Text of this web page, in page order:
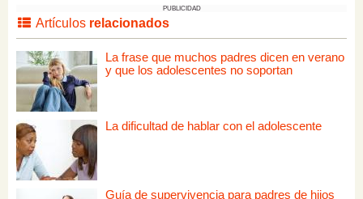
PUBLICIDAD
Artículos relacionados
La frase que muchos padres dicen en verano
y que los adolescentes no soportan
La dificultad de hablar con el adolescente
Guía de supervivencia para padres de hijos